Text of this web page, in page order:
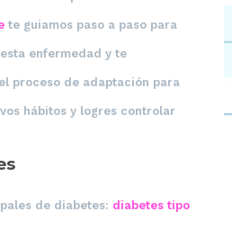
te guiamos paso a paso para
enfermedad y te
proceso de adaptación para
hábitos y logres controlar
de diabetes: diabetes tipo